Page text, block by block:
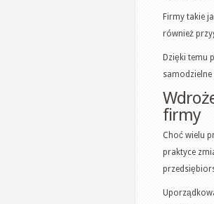
Firmy takie
również
Dzięki temu
firmy
Choć wielu
praktyce